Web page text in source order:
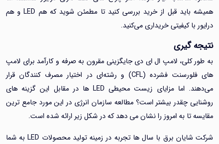
همیشه باید قبل از خرید بررسی کنید تا مطمئن شوید که هم LED و هم
کیفیتی خریداری می‌کنید.
گیری
کلی، لامپ‌ ال ای دی جایگزینی مقرون‌ به ‌صرفه و کارآمد برای لامپ
های فلورسنت فشرده (CFL) و رشته‌ای در اختیار مصرف‌ کنندگان قرار
می‌دهند. اما مزایای زیست محیطی LED ها در مقابل این گزینه های
چقدر بیشتر است؟ مطالعه سازمان انرژی در این مورد جامع ترین
تا به امروز را نشان می دهد که در شکل زیر ارائه شده است.
شرکت شایان برق با سال ها تجربه در زمینه تولید محصولات LED به شما